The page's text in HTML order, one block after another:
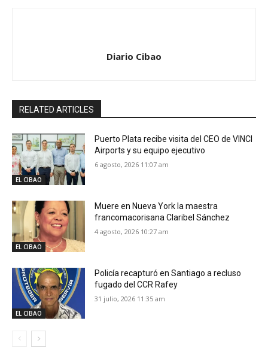
Diario Cibao
RELATED ARTICLES
EL CIBAO
Puerto Plata recibe visita del CEO de VINCI
Airports y su equipo ejecutivo
6 agosto, 2026 11:07 am
EL CIBAO
Muere en Nueva York la maestra
francomacorisana Claribel Sánchez
4 agosto, 2026 10:27 am
EL CIBAO
Policía recapturó en Santiago a recluso
fugado del CCR Rafey
31 julio, 2026 11:35 am